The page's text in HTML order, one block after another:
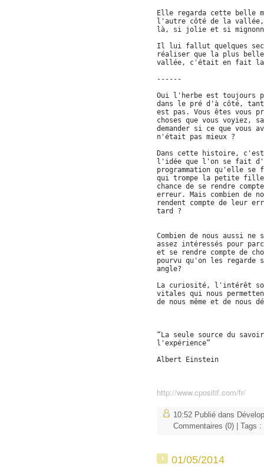
Elle regarda cette belle
l'autre côté de la
là, si jolie et si
Il lui fallut quelques
réaliser que la plus belle
vallée, c'était en fait la
------
Oui l'herbe est toujours
dans le pré d'à côté,
est pas. Vous êtes vous
choses que vous voyiez,
demander si ce que vous
n'était pas mieux ?
Dans cette histoire, c'est
l'idée que l'on se fait
programmation qu'elle se
qui trompe la petite
chance de se rendre
erreur. Mais combien de
rendent compte de leur
tard ?
Combien de nous aussi ne
assez intéressés pour
et se rendre compte de
pourvu qu'on les regarde
angle?
La curiosité, l'intérêt
vitales qui nous
de nous même et de nous
“La seule source du
l'expérience”
Albert Einstein
http://www.cpositif.com/fr/
10:52 Publié dans
Commentaires (0) | Tags :
01/05/2014